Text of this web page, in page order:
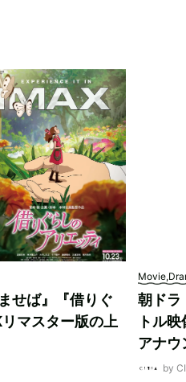
せば』『借りぐ
マスター版の上
朝ドラ
トル
アナウ
by